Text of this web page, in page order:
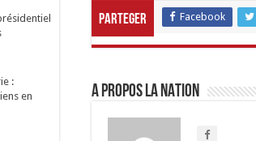
Parteger Facebook
A propos LA NATION
:
en